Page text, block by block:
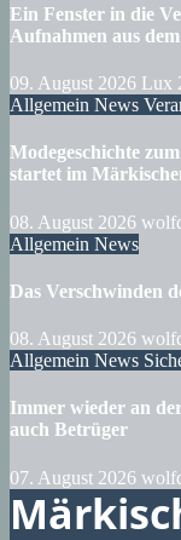
Ein Fenster in die
Aufnahmen aus
09. August 2026 Lux
Allgemein News
Modegeschichte
startet im
08. August 2026
Allgemein News
Das Verschwinden
08. August 2026
Allgemein News
Immer wieder an
auch Betrüger
07. August 2026